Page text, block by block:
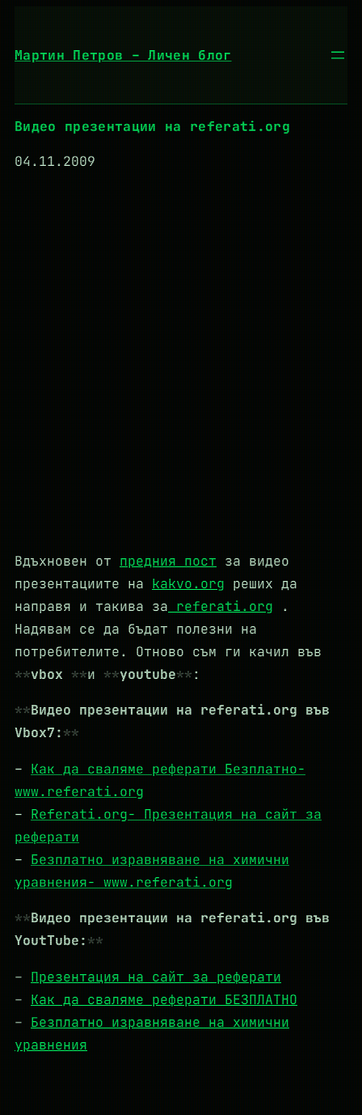
Мартин Петров – Личен блог
Видео презентации на referati.org
04.11.2009
Вдъхновен от предния пост за видео
презентациите на kakvo.org реших да
направя и такива за referati.org .
Надявам се да бъдат полезни на
потребителите. Отново съм ги качил във
vbox
и youtube :
Видео презентации на referati.org във
Vbox7:
– Как да сваляме реферати Безплатно-
www.referati.org
– Referati.org- Презентация на сайт за
реферати
– Безплатно изравняване на химични
уравнения- www.referati.org
Видео презентации на referati.org във
YoutTube:
– Презентация на сайт за реферати
– Как да сваляме реферати БЕЗПЛАТНО
– Безплатно изравняване на химични
уравнения